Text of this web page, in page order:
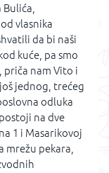
vlasnika
da bi naši
kuće, pa smo
priča nam Vito i
jednog, trećeg
odluka
na dve
1 i Masarikovoj
mrežu pekara,